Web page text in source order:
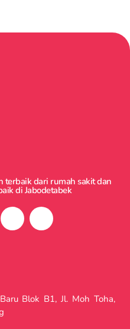
terbaik dari rumah sakit dan
di Jabodetabek
Blok B1, Jl. Moh Toha,